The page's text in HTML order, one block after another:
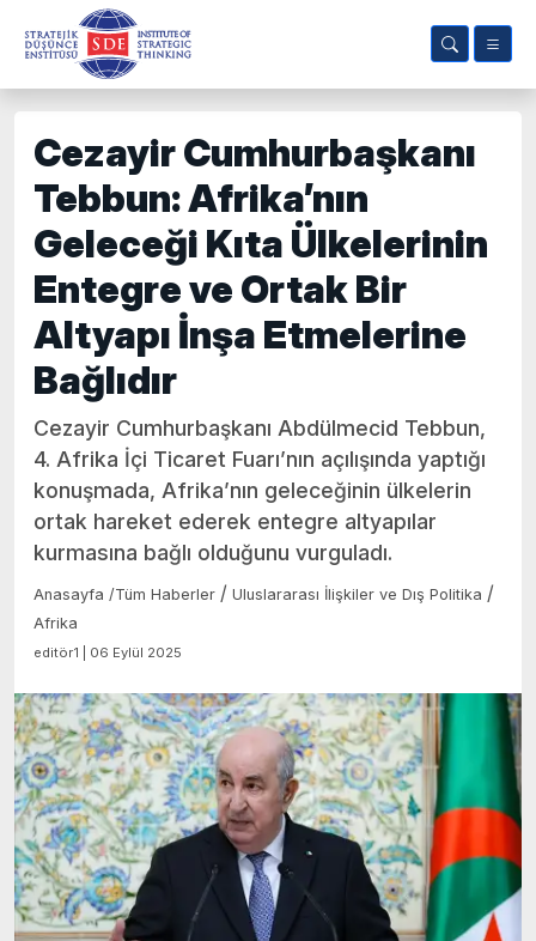
Cezayir Cumhurbaşkanı
Tebbun: Afrika’nın
Geleceği Kıta Ülkelerinin
Entegre ve Ortak Bir
Altyapı İnşa Etmelerine
Bağlıdır
Cezayir Cumhurbaşkanı Abdülmecid Tebbun,
4. Afrika İçi Ticaret Fuarı’nın açılışında yaptığı
konuşmada, Afrika’nın geleceğinin ülkelerin
ortak hareket ederek entegre altyapılar
kurmasına bağlı olduğunu vurguladı.
Anasayfa /Tüm Haberler / Uluslararası İlişkiler ve Dış Politika /
Afrika
editör1 | 06 Eylül 2025